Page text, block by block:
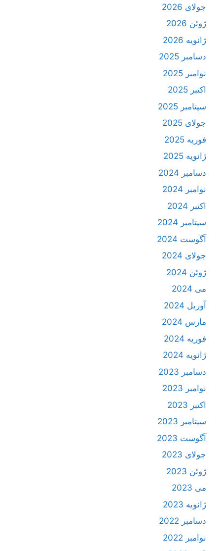
جولای 2026
ژوئن 2026
ژانویه 2026
دسامبر 2025
نوامبر 2025
اکتبر 2025
سپتامبر 2025
جولای 2025
فوریه 2025
ژانویه 2025
دسامبر 2024
نوامبر 2024
اکتبر 2024
سپتامبر 2024
آگوست 2024
جولای 2024
ژوئن 2024
می 2024
آوریل 2024
مارس 2024
فوریه 2024
ژانویه 2024
دسامبر 2023
نوامبر 2023
اکتبر 2023
سپتامبر 2023
آگوست 2023
جولای 2023
ژوئن 2023
می 2023
ژانویه 2023
دسامبر 2022
نوامبر 2022